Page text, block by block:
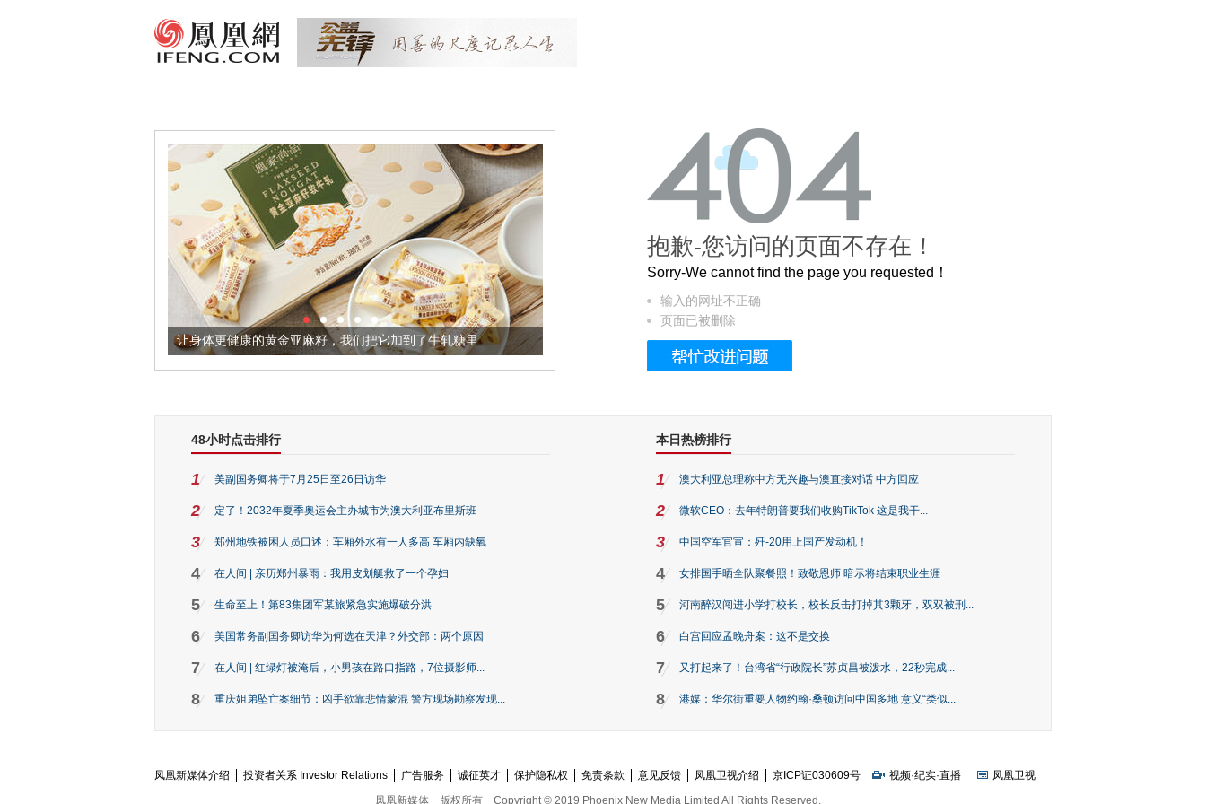
让身体更健康的黄金亚麻籽，我们把它加到了牛轧糖里 被列入佛家七宝的它到底有多美？
抱歉-您访问的页面不存在！
Sorry-We cannot find the page you requested！
输入的网址不正确
页面已被删除
48小时点击排行
1 美副国务卿将于7月25日至26日访华
2 定了！2032年夏季奥运会主办城市为澳大利亚布里斯班
3 郑州地铁被困人员口述：车厢外水有一人多高 车厢内缺氧
4 在人间 | 亲历郑州暴雨：我用皮划艇救了一个孕妇
5 生命至上！第83集团军某旅紧急实施爆破分洪
6 美国常务副国务卿访华为何选在天津？外交部：两个原因
7 在人间 | 红绿灯被淹后，小男孩在路口指路，7位摄影师...
8 重庆姐弟坠亡案细节：凶手欲靠悲情蒙混 警方现场勘察发现...
本日热榜排行
1 澳大利亚总理称中方无兴趣与澳直接对话 中方回应
2 微软CEO：去年特朗普要我们收购TikTok 这是我干...
3 中国空军官宣：歼-20用上国产发动机！
4 女排国手晒全队聚餐照！致敬恩师 暗示将结束职业生涯
5 河南醉汉闯进小学打校长，校长反击打掉其3颗牙，双双被刑...
6 白宫回应孟晚舟案：这不是交换
7 又打起来了！台湾省“行政院长”苏贞昌被泼水，22秒完成...
8 港媒：华尔街重要人物约翰·桑顿访问中国多地 意义“类似...
凤凰新媒体介绍 投资者关系 Investor Relations 广告服务 诚征英才 保护隐私权 免责条款 意见反馈 凤凰卫视介绍 京ICP证030609号 视频·纪实·直播
凤凰卫视
凤凰新媒体
版权所有 Copyright © 2019 Phoenix New Media Limited All Rights Reserved.